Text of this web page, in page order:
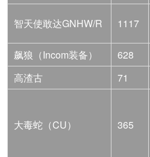
智天使敢达GNHW/R 1117
飙狼（Incom装备）
628
高渣古
71
大毒蛇（CU） 365